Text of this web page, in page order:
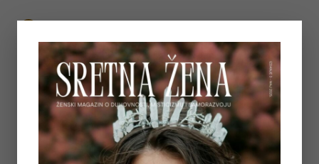
REGRESIJA I KAKO NAM UVIDI IZ PROŠLIH
ŽIVOTA MOGU POMOĆI
July 7, 2026
REGULACIJA ŽIVČANOG SUSTAVA – ZAŠTO